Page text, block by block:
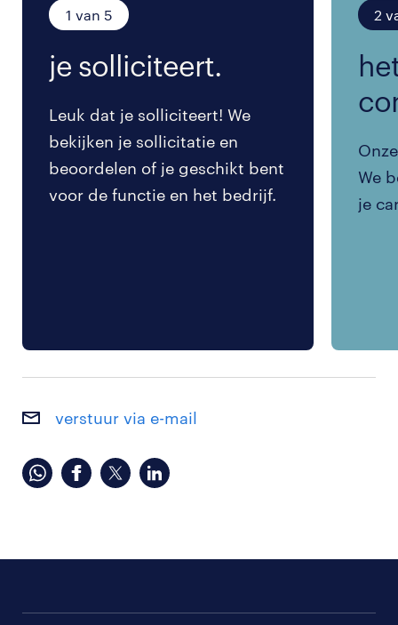
1 van 5
je solliciteert.
Leuk dat je solliciteert! We
bekijken je sollicitatie en
beoordelen of je geschikt bent
voor de functie en het bedrijf.
2
We
je
verstuur via e-mail